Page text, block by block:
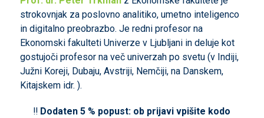
strokovnjak za poslovno analitiko, umetno inteligenco
in digitalno preobrazbo. Je redni profesor na
Ekonomski fakulteti Univerze v Ljubljani in deluje kot
gostujoči profesor na več univerzah po svetu (v Indiji,
Južni Koreji, Dubaju, Avstriji, Nemčiji, na Danskem,
Kitajskem idr. ).
‼️ Dodaten 5 % popust: ob prijavi vpišite kodo